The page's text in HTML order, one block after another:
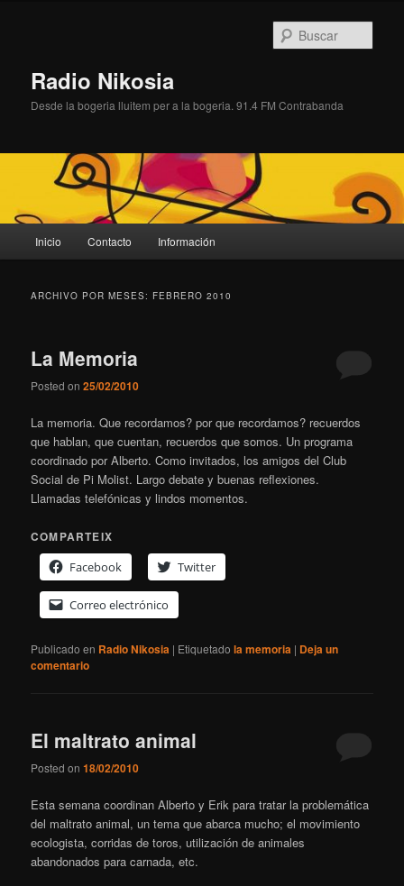
Radio Nikosia
Desde la bogeria lluitem per a la bogeria. 91.4 FM Contrabanda
principal
Inicio Contacto Información
ARCHIVO POR MESES: FEBRERO 2010
La Memoria
Posted on25/02/2010
La memoria. Que recordamos? por que recordamos? recuerdos
que hablan, que cuentan, recuerdos que somos. Un programa
coordinado por Alberto. Como invitados, los amigos del Club
Social de Pi Molist. Largo debate y buenas reflexiones.
Llamadas telefónicas y lindos momentos.
COMPARTEIX
Facebook
Twitter
Correo electrónico
Publicado en Radio Nikosia | Etiquetado la memoria | Deja un
comentario
El maltrato animal
Posted on18/02/2010
Esta semana coordinan Alberto y Erik para tratar la problemática
del maltrato animal, un tema que abarca mucho; el movimiento
ecologista, corridas de toros, utilización de animales
abandonados para carnada, etc.